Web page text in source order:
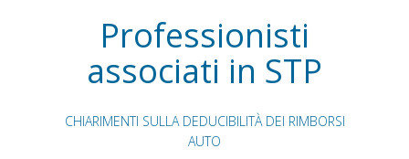
Professionisti
associati in STP
CHIARIMENTI SULLA DEDUCIBILITÀ DEI RIMBORSI
AUTO